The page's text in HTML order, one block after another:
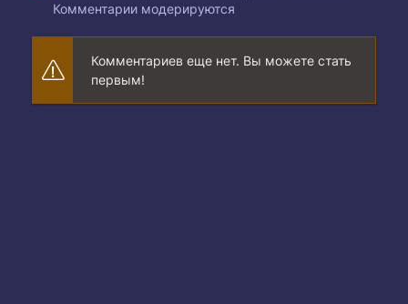
Комментарии модерируются
Комментариев еще нет. Вы можете стать
первым!